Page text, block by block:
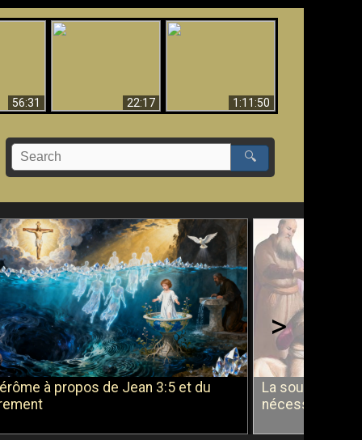
56:31 22:17
1:11:50
🔍
à propos de Jean 3:5 et du
La soumission
nécessité du
>